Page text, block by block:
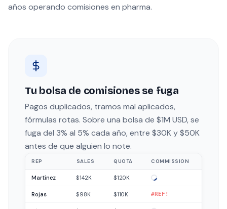
años operando comisiones en pharma.
Tu bolsa de comisiones se fuga
Pagos duplicados, tramos mal aplicados,
fórmulas rotas. Sobre una bolsa de $1M USD, se
fuga del 3% al 5% cada año, entre $30K y $50K
antes de que alguien lo note.
REP SALES QUOTA COMMISSION
Martínez $142K $120K
Rojas $98K $110K #REF!